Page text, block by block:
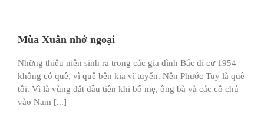
Mùa Xuân nhớ ngoại
Những thiếu niên sinh ra trong các gia đình Bắc di cư 1954
không có quê, vì quê bên kia vĩ tuyến. Nên Phước Tuy là quê
tôi. Vì là vùng đất đầu tiên khi bố mẹ, ông bà và các cô chú
vào Nam [...]